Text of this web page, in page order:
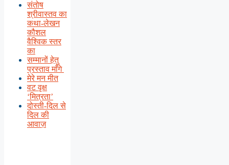
संतोष
श्रीवास्तव का
कथा-लेखन
कौशल
वैश्विक स्तर
का
सम्मानों हेतु
प्रस्ताव माँगे
मेरे मन मीत
वट वृक्ष
‘मित्रता’
दोस्ती-दिल से
दिल की
आवाज़